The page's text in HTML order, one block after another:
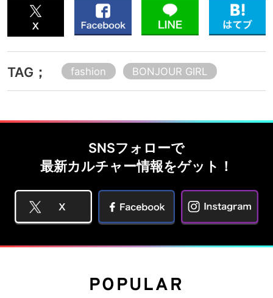
TAG； fashion BONJOUR GIRL
SNSフォローで
最新カルチャー情報をゲット！
POPULAR